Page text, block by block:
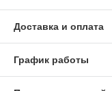
Доставка и оплата
График работы